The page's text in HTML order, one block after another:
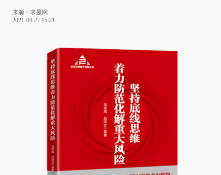
来源： 求是网
2021-04-27 15:21